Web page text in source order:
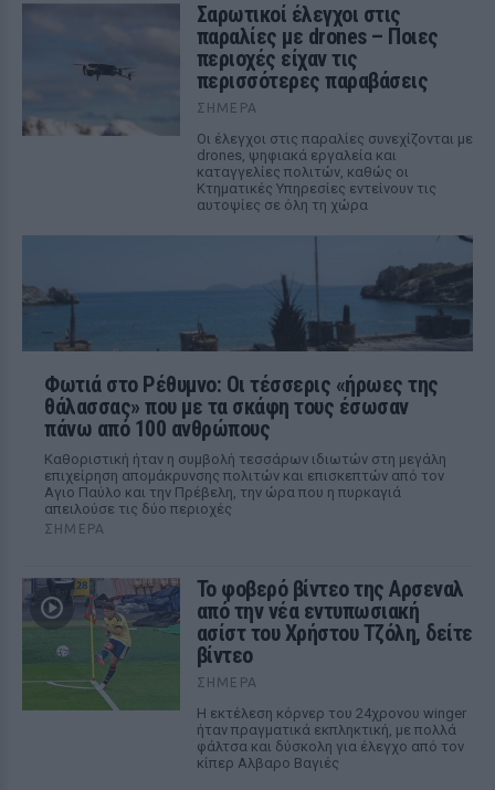
Σαρωτικοί έλεγχοι στις
παραλίες με drones – Ποιες
περιοχές είχαν τις
περισσότερες παραβάσεις
ΣΉΜΕΡΑ
Οι έλεγχοι στις παραλίες συνεχίζονται με
drones, ψηφιακά εργαλεία και
καταγγελίες πολιτών, καθώς οι
Κτηματικές Υπηρεσίες εντείνουν τις
αυτοψίες σε όλη τη χώρα
Φωτιά στο Ρέθυμνο: Οι τέσσερις «ήρωες της
θάλασσας» που με τα σκάφη τους έσωσαν
πάνω από 100 ανθρώπους
Καθοριστική ήταν η συμβολή τεσσάρων ιδιωτών στη μεγάλη
επιχείρηση απομάκρυνσης πολιτών και επισκεπτών από τον
Αγιο Παύλο και την Πρέβελη, την ώρα που η πυρκαγιά
απειλούσε τις δύο περιοχές
ΣΉΜΕΡΑ
Το φοβερό βίντεο της Αρσεναλ
από την νέα εντυπωσιακή
ασίστ του Χρήστου Τζόλη, δείτε
βίντεο
ΣΉΜΕΡΑ
Η εκτέλεση κόρνερ του 24χρονου winger
ήταν πραγματικά εκπληκτική, με πολλά
φάλτσα και δύσκολη για έλεγχο από τον
κίπερ Αλβαρο Βαγιές